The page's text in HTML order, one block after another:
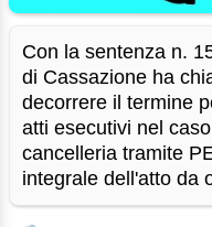
Con la sentenza n.
di Cassazione ha
decorrere il termine
atti esecutivi nel
cancelleria tramite
integrale dell'atto da